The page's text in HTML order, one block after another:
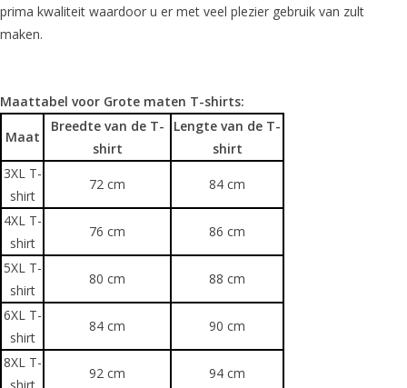
prima kwaliteit waardoor u er met veel plezier gebruik van zult
maken.
Maattabel voor Grote maten T-shirts:
Maat
Breedte van de T-
shirt
Lengte van de T-
shirt
3XL T-
shirt
72 cm 84 cm
4XL T-
shirt
76 cm 86 cm
5XL T-
shirt
80 cm 88 cm
6XL T-
shirt
84 cm 90 cm
8XL T-
92 cm 94 cm